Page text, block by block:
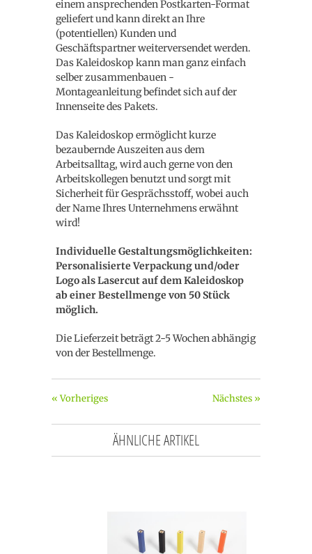
einem ansprechenden Postkarten-Format
geliefert und kann direkt an Ihre
(potentiellen) Kunden und
Geschäftspartner weiterversendet werden.
Das Kaleidoskop kann man ganz einfach
selber zusammenbauen -
Montageanleitung befindet sich auf der
Innenseite des Pakets.
Das Kaleidoskop ermöglicht kurze
bezaubernde Auszeiten aus dem
Arbeitsalltag, wird auch gerne von den
Arbeitskollegen benutzt und sorgt mit
Sicherheit für Gesprächsstoff, wobei auch
der Name Ihres Unternehmens erwähnt
wird!
Individuelle Gestaltungsmöglichkeiten:
Personalisierte Verpackung und/oder
Logo als Lasercut auf dem Kaleidoskop
ab einer Bestellmenge von 50 Stück
möglich.
Die Lieferzeit beträgt 2-5 Wochen abhängig
von der Bestellmenge.
Nächstes »
« Vorheriges
ÄHNLICHE ARTIKEL